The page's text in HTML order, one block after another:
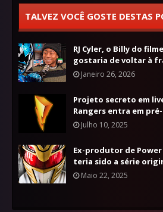
TALVEZ VOCÊ GOSTE DESTAS
RJ Cyler, o Billy do
gostaria de voltar à
Janeiro 26, 2026
Projeto secreto em
Rangers entra em
Julho 10, 2025
Ex-produtor de
teria sido a série
Maio 22, 2025